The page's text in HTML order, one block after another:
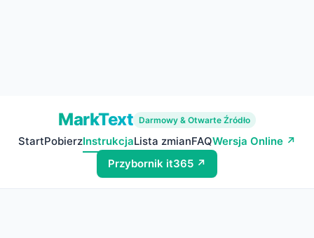
MarkText Darmowy & Otwarte Źródło
StartPobierzInstrukcjaLista zmianFAQWersja Online ↗
Przybornik it365 ↗